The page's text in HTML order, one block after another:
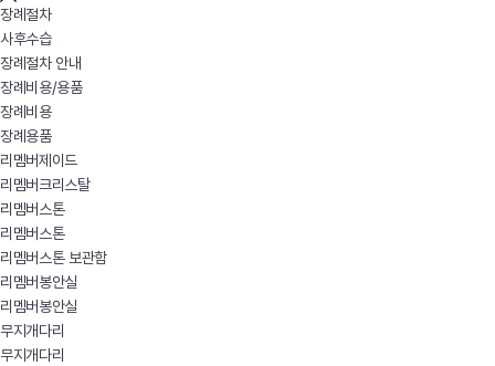
장례절차
사후수습
장례절차 안내
장례비용/용품
장례비용
장례용품
리멤버제이드
리멤버크리스탈
리멤버스톤
리멤버스톤
리멤버스톤 보관함
리멤버봉안실
리멤버봉안실
무지개다리
무지개다리